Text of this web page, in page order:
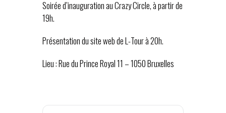
Soirée d’inauguration au Crazy Circle, à partir de
19h.
Présentation du site web de L-Tour à 20h.
Lieu : Rue du Prince Royal 11 – 1050 Bruxelles